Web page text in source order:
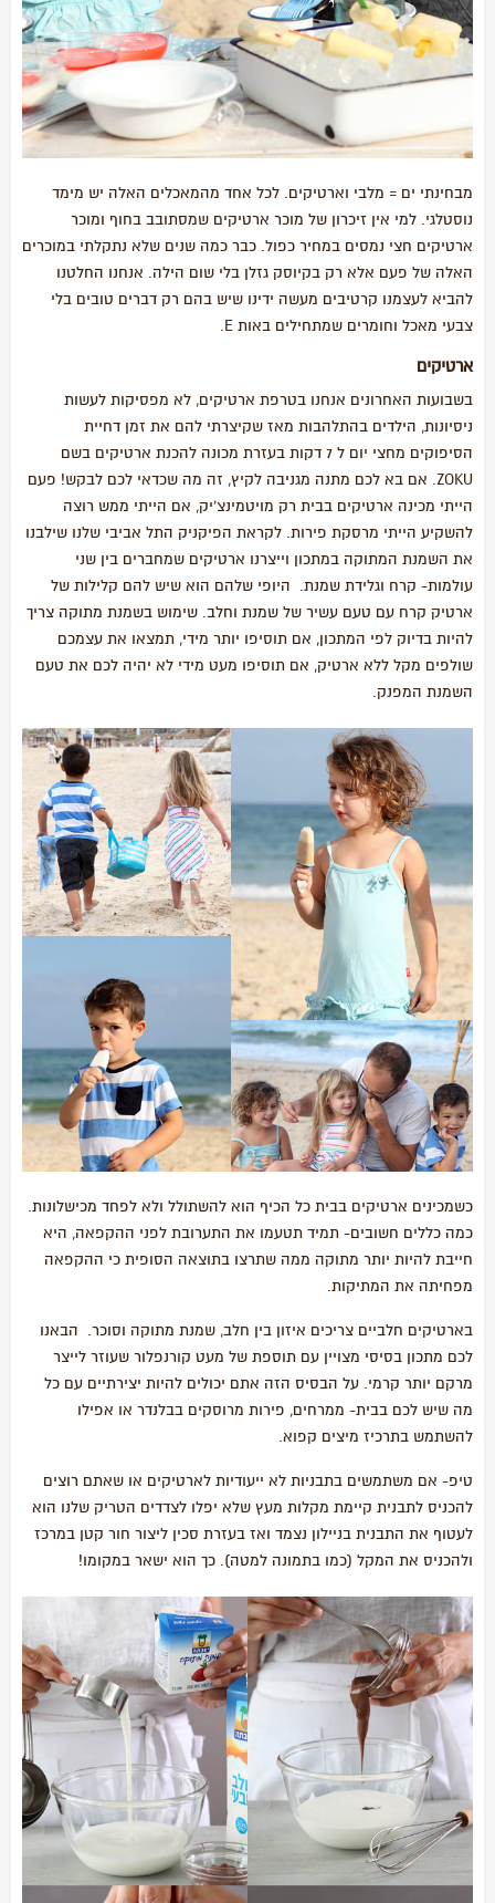
מבחינתי ים = מלבי וארטיקים. לכל אחד מהמאכלים האלה יש מימד
נוסטלגי. למי אין זיכרון של מוכר ארטיקים שמסתובב בחוף ומוכר
ארטיקים חצי נמסים במחיר כפול. כבר כמה שנים שלא נתקלתי במוכרים
האלה של פעם אלא רק בקיוסק גזלן בלי שום הילה. אנחנו החלטנו
להביא לעצמנו קרטיבים מעשה ידינו שיש בהם רק דברים טובים בלי
צבעי מאכל וחומרים שמתחילים באות E.
ארטיקים
בשבועות האחרונים אנחנו בטרפת ארטיקים, לא מפסיקות לעשות
ניסיונות, הילדים בהתלהבות מאז שקיצרתי להם את זמן דחיית
הסיפוקים מחצי יום ל 7 דקות בעזרת מכונה להכנת ארטיקים בשם
ZOKU. אם בא לכם מתנה מגניבה לקיץ, זה מה שכדאי לכם לבקש! פעם
הייתי מכינה ארטיקים בבית רק מויטמינצ'יק, אם הייתי ממש רוצה
להשקיע הייתי מרסקת פירות. לקראת הפיקניק התל אביבי שלנו שילבנו
את השמנת המתוקה במתכון וייצרנו ארטיקים שמחברים בין שני
עולמות- קרח וגלידת שמנת. היופי שלהם הוא שיש להם קלילות של
ארטיק קרח עם טעם עשיר של שמנת וחלב. שימוש בשמנת מתוקה צריך
להיות בדיוק לפי המתכון, אם תוסיפו יותר מידי, תמצאו את עצמכם
שולפים מקל ללא ארטיק, אם תוסיפו מעט מידי לא יהיה לכם את טעם
השמנת המפנק.
כשמכינים ארטיקים בבית כל הכיף הוא להשתולל ולא לפחד מכישלונות.
כמה כללים חשובים- תמיד תטעמו את התערובת לפני ההקפאה, היא
חייבת להיות יותר מתוקה ממה שתרצו בתוצאה הסופית כי ההקפאה
מפחיתה את המתיקות.
בארטיקים חלביים צריכים איזון בין חלב, שמנת מתוקה וסוכר. הבאנו
לכם מתכון בסיסי מצויין עם תוספת של מעט קורנפלור שעוזר לייצר
מרקם יותר קרמי. על הבסיס הזה אתם יכולים להיות יצירתיים עם כל
מה שיש לכם בבית- ממרחים, פירות מרוסקים בבלנדר או אפילו
להשתמש בתרכיז מיצים קפוא.
טיפ- אם משתמשים בתבניות לא ייעודיות לארטיקים או שאתם רוצים
להכניס לתבנית קיימת מקלות מעץ שלא יפלו לצדדים הטריק שלנו הוא
לעטוף את התבנית בניילון נצמד ואז בעזרת סכין ליצור חור קטן במרכז
ולהכניס את המקל (כמו בתמונה למטה). כך הוא ישאר במקומו!